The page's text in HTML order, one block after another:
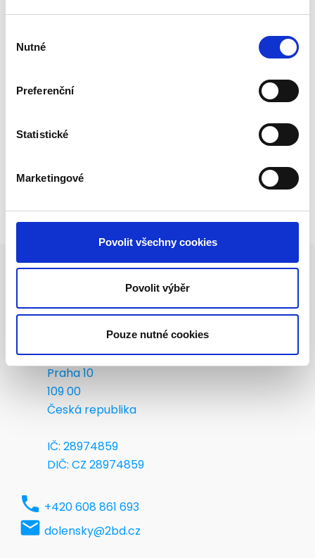
souhlasu
Nutné
Preferenční
Statistické
Marketingové
Povolit všechny cookies
Povolit výběr
Pouze nutné cookies
Individuálním přístupem ke každému zákazníkovi
se snažíme plně zajistit všechny jeho požadavky.
Prodej a servis zajišťuje Ing.
Blahoslav Dolenský
apartment2BD s.r.o.
placeAmpérova 16/3
Praha 10
109 00
Česká republika
IČ: 28974859
DIČ: CZ 28974859
phone +420 608 861 693
local_post_office dolensky@2bd.cz